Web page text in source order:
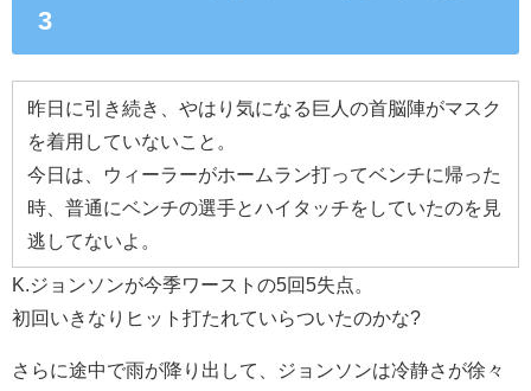
3
昨日に引き続き、やはり気になる巨人の首脳陣がマスク
を着用していないこと。
今日は、ウィーラーがホームラン打ってベンチに帰った
時、普通にベンチの選手とハイタッチをしていたのを見
逃してないよ。
K.ジョンソンが今季ワーストの5回5失点。
初回いきなりヒット打たれていらついたのかな?
さらに途中で雨が降り出して、ジョンソンは冷静さが徐々